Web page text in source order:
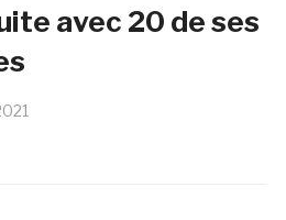
avec 20 de ses